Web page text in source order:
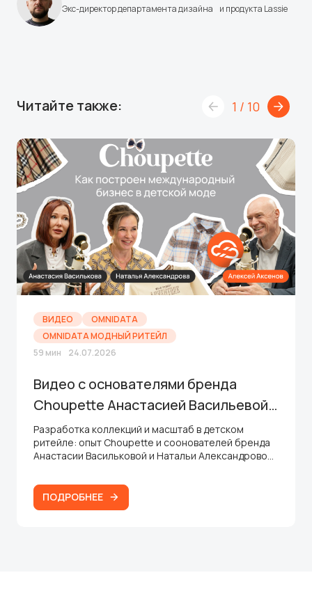
Экс-директор департамента дизайна и продукта Lassie
Читайте также: 1 / 10
ВИДЕО
OMNIDATA
OMNIDATA МОДНЫЙ РИТЕЙЛ
59 мин
24.07.2026
Видео с основателями бренда
Choupette Анастасией Васильевой и
Натальей Александровой
Разработка коллекций и масштаб в детском
ритейле: опыт Choupette и соонователей бренда
Анастасии Васильковой и Натальи Александровой.
международного бренда с собственной
разработкой и сильной франчайзинговой сетью. В
интервью совладелицы компании поделились
ПОДРОБНЕЕ